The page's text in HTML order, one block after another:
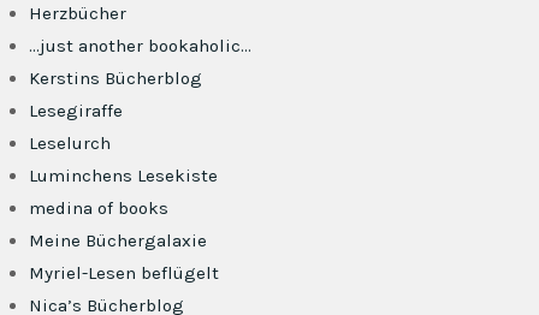
Herzbücher
…just another bookaholic…
Kerstins Bücherblog
Lesegiraffe
Leselurch
Luminchens Lesekiste
medina of books
Meine Büchergalaxie
Myriel-Lesen beflügelt
Nica’s Bücherblog